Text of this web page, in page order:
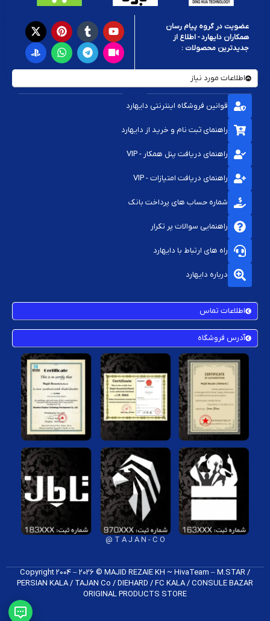
عضویت در گروه پیام رسان
همکاران دایهارد - اطلاع از
جدیدترین محصولات :
اطلاعات مورد نیاز
قوانین فروشگاه اینترنتی دایهارد
راهنمای ثبت نام و خرید از دایهارد
راهنمای دریافت پنل همکار - VIP
راهنمای دریافت امتیازات - VIP
شماره حساب های پرداخت بانک
راهنمایی سوالات پر تکرار
راه های ارتباط با دایهارد
درباره دایهارد
اطلاعات تماس
آدرس فروشگاه
T A J A N - C O @
Copyright 2004 – 2026 © MAJID REZAIE KH ~ HivaTeam – M.STAR /
PERSIAN KALA / TAJAN Co / DIEHARD / FC K​ALA / CONSULE BAZAR
ORIGINAL PRODUCTS​ STORE